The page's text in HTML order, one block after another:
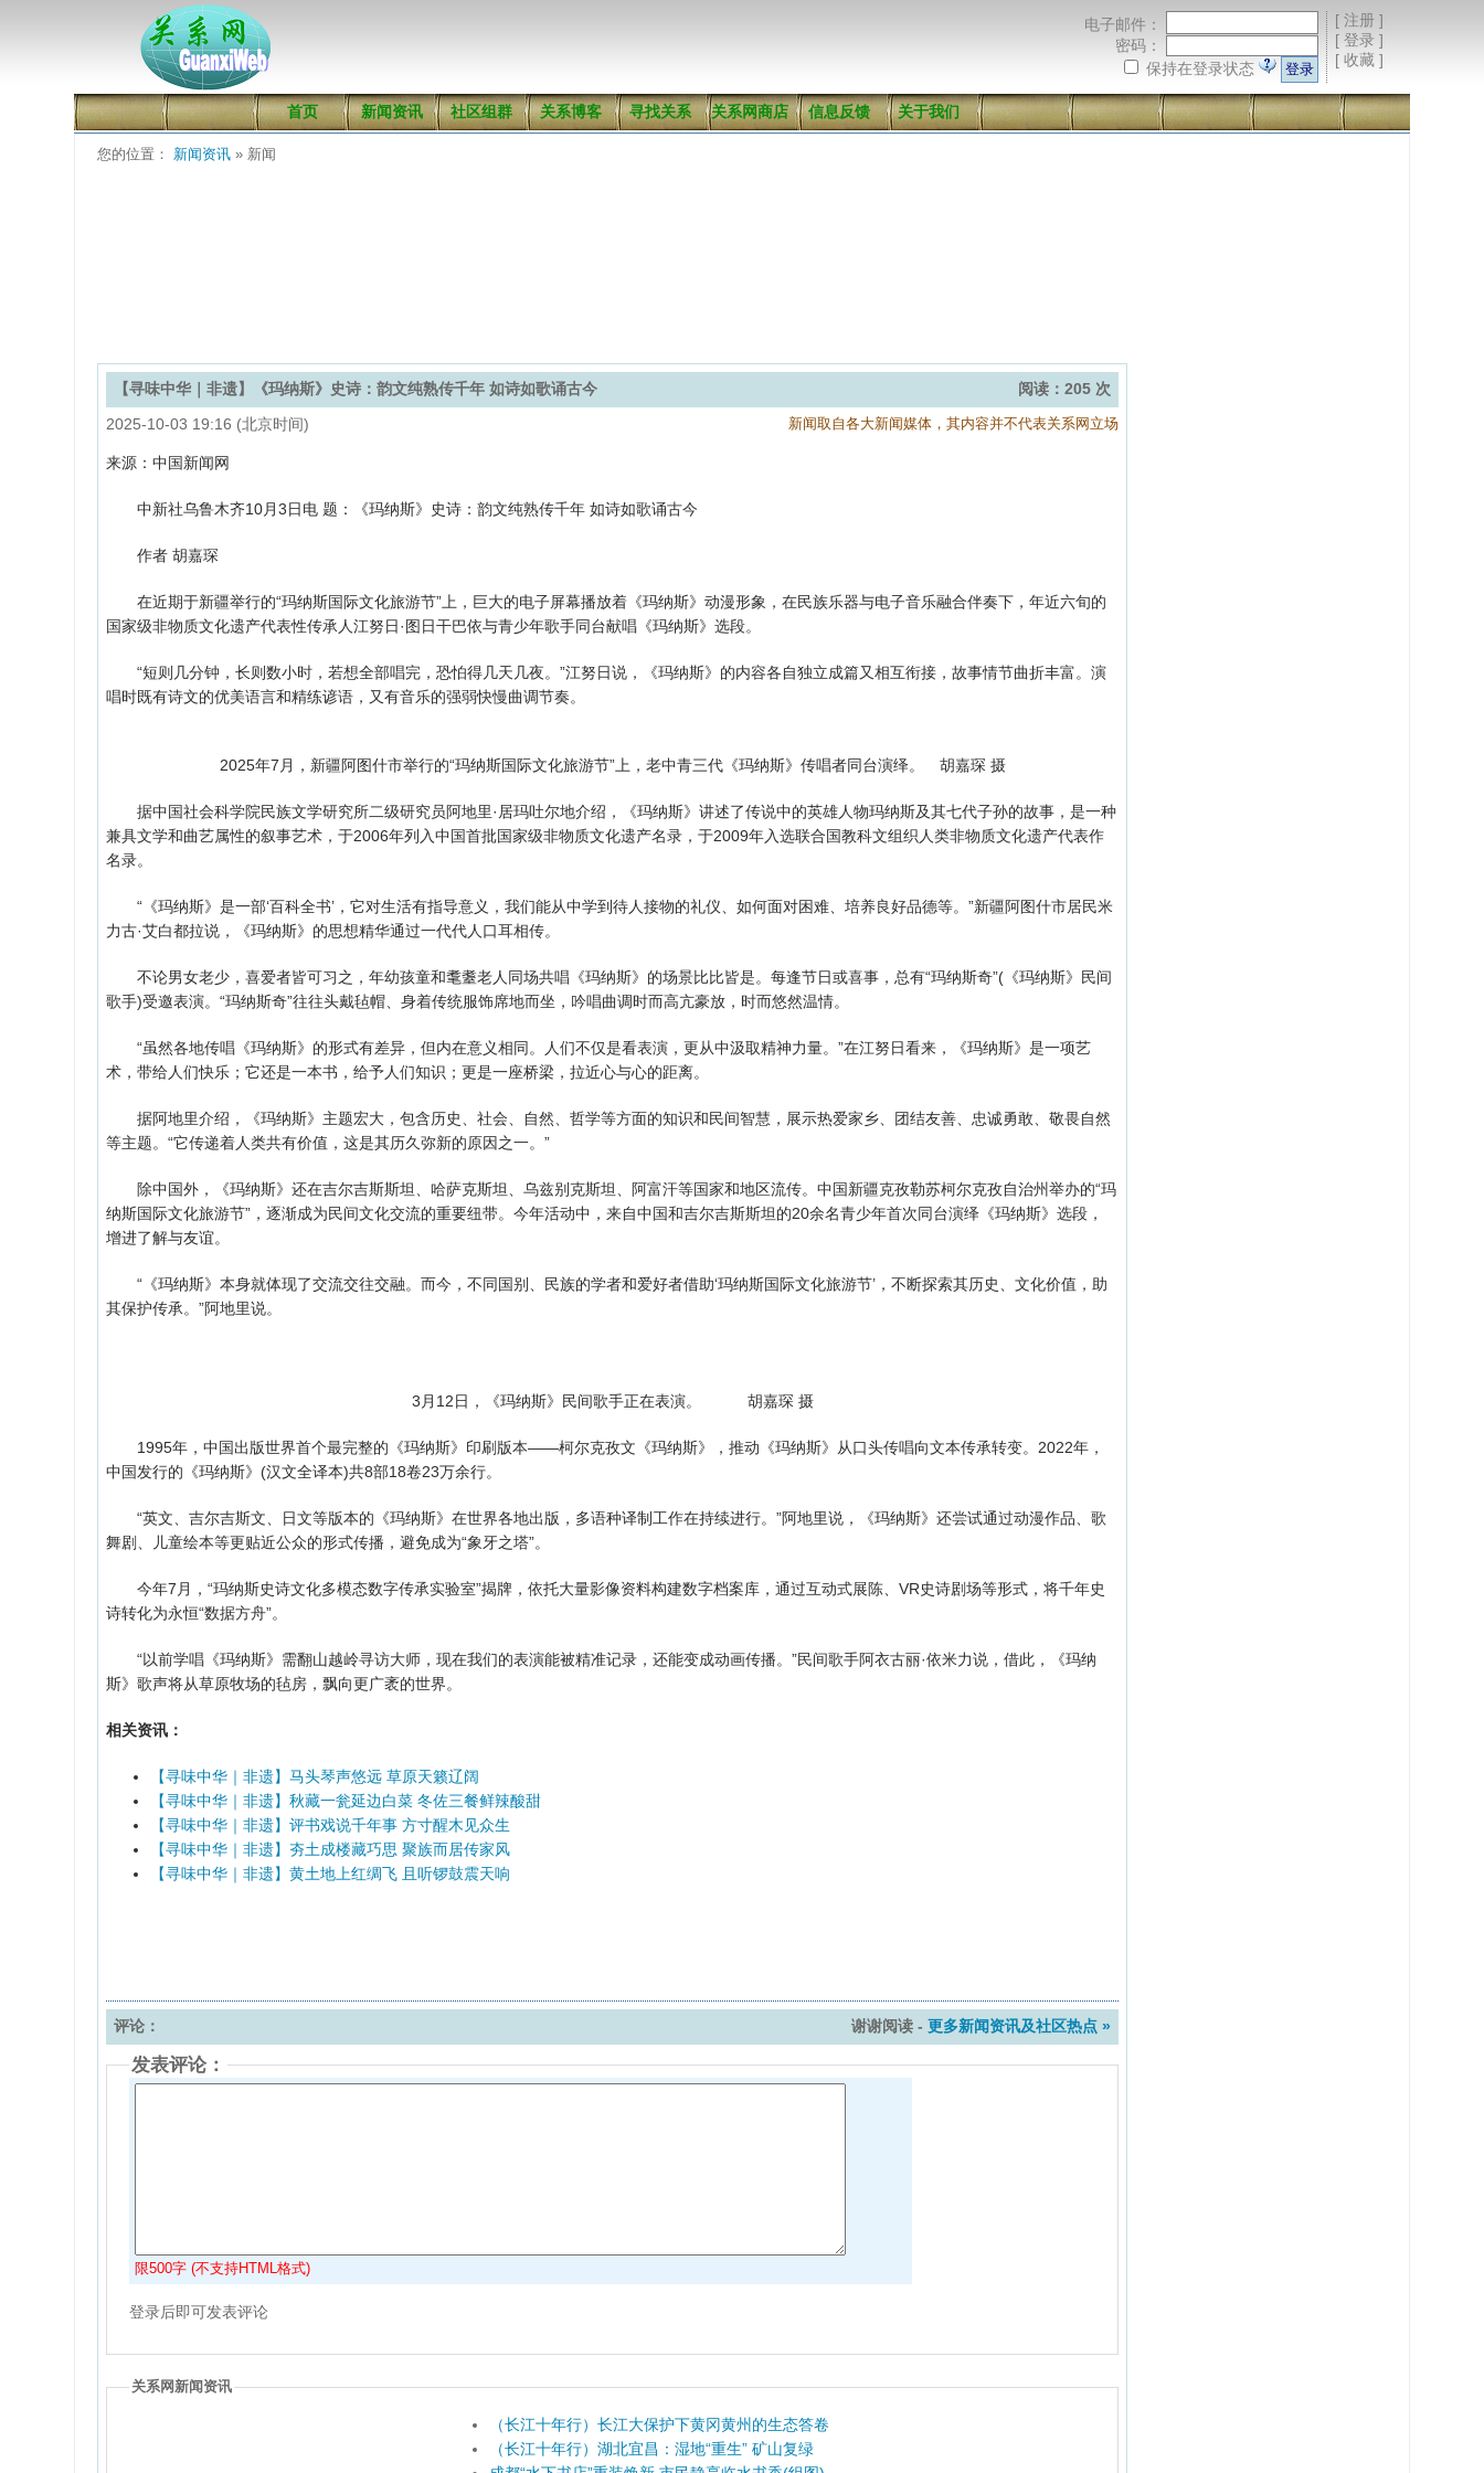
[ 注册]
[ 登录]
[ 收藏]
电子邮件：
密码：
保持在登录状态
首页 新闻资讯 社区组群 关系博客 寻找关系 关系网商店 信息反馈 关于我们
您的位置： 新闻资讯 » 新闻
【寻味中华｜非遗】《玛纳斯》史诗：韵文纯熟传千年 如诗如歌诵古今
阅读：205 次
2025-10-03 19:16 (北京时间)
新闻取自各大新闻媒体，其内容并不代表关系网立场
来源：中国新闻网
中新社乌鲁木齐10月3日电 题：《玛纳斯》史诗：韵文纯熟传千年 如诗如歌诵古今
作者 胡嘉琛
在近期于新疆举行的“玛纳斯国际文化旅游节”上，巨大的电子屏幕播放着《玛纳斯》动漫形象，在民族乐器与电子音乐融合伴奏下，年近六旬的
国家级非物质文化遗产代表性传承人江努日·图日干巴依与青少年歌手同台献唱《玛纳斯》选段。
“短则几分钟，长则数小时，若想全部唱完，恐怕得几天几夜。”江努日说，《玛纳斯》的内容各自独立成篇又相互衔接，故事情节曲折丰富。演
唱时既有诗文的优美语言和精练谚语，又有音乐的强弱快慢曲调节奏。
2025年7月，新疆阿图什市举行的“玛纳斯国际文化旅游节”上，老中青三代《玛纳斯》传唱者同台演绎。 胡嘉琛 摄
据中国社会科学院民族文学研究所二级研究员阿地里·居玛吐尔地介绍，《玛纳斯》讲述了传说中的英雄人物玛纳斯及其七代子孙的故事，是一种
兼具文学和曲艺属性的叙事艺术，于2006年列入中国首批国家级非物质文化遗产名录，于2009年入选联合国教科文组织人类非物质文化遗产代表作
名录。
“《玛纳斯》是一部‘百科全书’，它对生活有指导意义，我们能从中学到待人接物的礼仪、如何面对困难、培养良好品德等。”新疆阿图什市居民米
力古·艾白都拉说，《玛纳斯》的思想精华通过一代代人口耳相传。
不论男女老少，喜爱者皆可习之，年幼孩童和耄耋老人同场共唱《玛纳斯》的场景比比皆是。每逢节日或喜事，总有“玛纳斯奇”(《玛纳斯》民间
歌手)受邀表演。“玛纳斯奇”往往头戴毡帽、身着传统服饰席地而坐，吟唱曲调时而高亢豪放，时而悠然温情。
“虽然各地传唱《玛纳斯》的形式有差异，但内在意义相同。人们不仅是看表演，更从中汲取精神力量。”在江努日看来，《玛纳斯》是一项艺
术，带给人们快乐；它还是一本书，给予人们知识；更是一座桥梁，拉近心与心的距离。
据阿地里介绍，《玛纳斯》主题宏大，包含历史、社会、自然、哲学等方面的知识和民间智慧，展示热爱家乡、团结友善、忠诚勇敢、敬畏自然
等主题。“它传递着人类共有价值，这是其历久弥新的原因之一。”
除中国外，《玛纳斯》还在吉尔吉斯斯坦、哈萨克斯坦、乌兹别克斯坦、阿富汗等国家和地区流传。中国新疆克孜勒苏柯尔克孜自治州举办的“玛
纳斯国际文化旅游节”，逐渐成为民间文化交流的重要纽带。今年活动中，来自中国和吉尔吉斯斯坦的20余名青少年首次同台演绎《玛纳斯》选段，
增进了解与友谊。
“《玛纳斯》本身就体现了交流交往交融。而今，不同国别、民族的学者和爱好者借助‘玛纳斯国际文化旅游节’，不断探索其历史、文化价值，助
其保护传承。”阿地里说。
3月12日，《玛纳斯》民间歌手正在表演。 胡嘉琛 摄
1995年，中国出版世界首个最完整的《玛纳斯》印刷版本——柯尔克孜文《玛纳斯》，推动《玛纳斯》从口头传唱向文本传承转变。2022年，
中国发行的《玛纳斯》(汉文全译本)共8部18卷23万余行。
“英文、吉尔吉斯文、日文等版本的《玛纳斯》在世界各地出版，多语种译制工作在持续进行。”阿地里说，《玛纳斯》还尝试通过动漫作品、歌
舞剧、儿童绘本等更贴近公众的形式传播，避免成为“象牙之塔”。
今年7月，“玛纳斯史诗文化多模态数字传承实验室”揭牌，依托大量影像资料构建数字档案库，通过互动式展陈、VR史诗剧场等形式，将千年史
诗转化为永恒“数据方舟”。
“以前学唱《玛纳斯》需翻山越岭寻访大师，现在我们的表演能被精准记录，还能变成动画传播。”民间歌手阿衣古丽·依米力说，借此，《玛纳
斯》歌声将从草原牧场的毡房，飘向更广袤的世界。
相关资讯：
【寻味中华｜非遗】马头琴声悠远 草原天籁辽阔
【寻味中华｜非遗】秋藏一瓮延边白菜 冬佐三餐鲜辣酸甜
【寻味中华｜非遗】评书戏说千年事 方寸醒木见众生
【寻味中华｜非遗】夯土成楼藏巧思 聚族而居传家风
【寻味中华｜非遗】黄土地上红绸飞 且听锣鼓震天响
评论： 谢谢阅读 -更多新闻资讯及社区热点 »
发表评论：
限500字 (不支持HTML格式)
登录后即可发表评论
关系网新闻资讯
（长江十年行）长江大保护下黄冈黄州的生态答卷
（长江十年行）湖北宜昌：湿地“重生” 矿山复绿